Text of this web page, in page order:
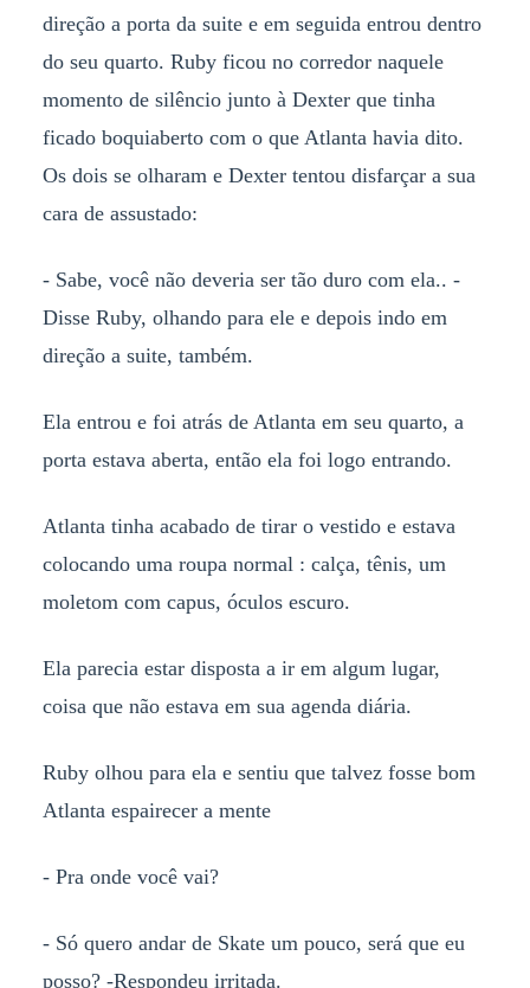
direção a porta da suite e em seguida entrou dentro
do seu quarto. Ruby ficou no corredor naquele
momento de silêncio junto à Dexter que tinha
ficado boquiaberto com o que Atlanta havia dito.
Os dois se olharam e Dexter tentou disfarçar a sua
cara de assustado:
- Sabe, você não deveria ser tão duro com ela.. -
Disse Ruby, olhando para ele e depois indo em
direção a suite, também.
Ela entrou e foi atrás de Atlanta em seu quarto, a
porta estava aberta, então ela foi logo entrando.
Atlanta tinha acabado de tirar o vestido e estava
colocando uma roupa normal : calça, tênis, um
moletom com capus, óculos escuro.
Ela parecia estar disposta a ir em algum lugar,
coisa que não estava em sua agenda diária.
Ruby olhou para ela e sentiu que talvez fosse bom
Atlanta espairecer a mente
- Pra onde você vai?
- Só quero andar de Skate um pouco, será que eu
posso? -Respondeu irritada.